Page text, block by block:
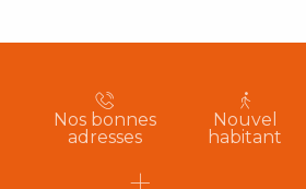
Nos bonnes
adresses
Nouvel
habitant